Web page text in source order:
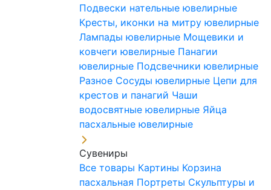
Подвески нательные ювелирные
Кресты, иконки на митру ювелирные
Лампады ювелирные Мощевики и
ковчеги ювелирные Панагии
ювелирные Подсвечники ювелирные
Разное Сосуды ювелирные Цепи для
крестов и панагий Чаши
водосвятные ювелирные Яйца
пасхальные ювелирные
Сувениры
Все товары Картины Корзина
пасхальная Портреты Скульптуры и